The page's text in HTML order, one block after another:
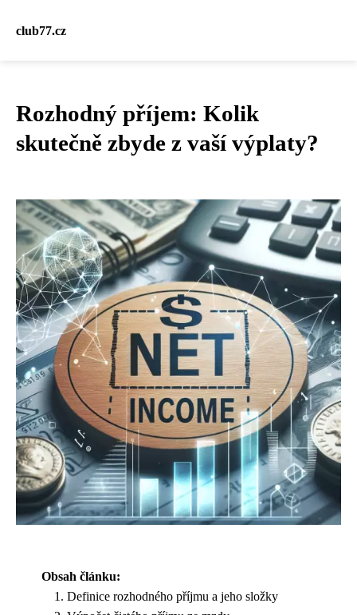
club77.cz
Rozhodný příjem: Kolik
skutečně zbyde z vaší výplaty?
Obsah článku:
Definice rozhodného příjmu a jeho složky